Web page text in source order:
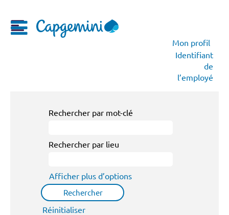
Mon profil
Identifiant
de
l’employé
Rechercher par mot-clé
Rechercher par lieu
Afficher plus d’options
Réinitialiser